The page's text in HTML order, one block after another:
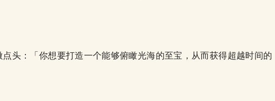
头：「你想要打造一个能够俯瞰光海的至宝，从而获得超越时间的